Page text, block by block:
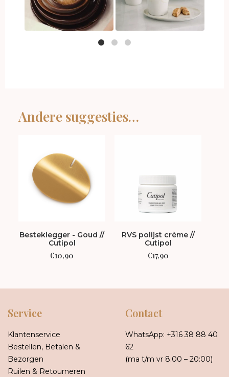
Andere suggesties…
Besteklegger - Goud //
Cutipol
€10,90
RVS polijst crème //
Cutipol
€17,90
Service
Klantenservice
Bestellen, Betalen &
Bezorgen
Ruilen & Retourneren
Contact
WhatsApp: +316 38 88 40
62
(ma t/m vr 8:00 – 20:00)